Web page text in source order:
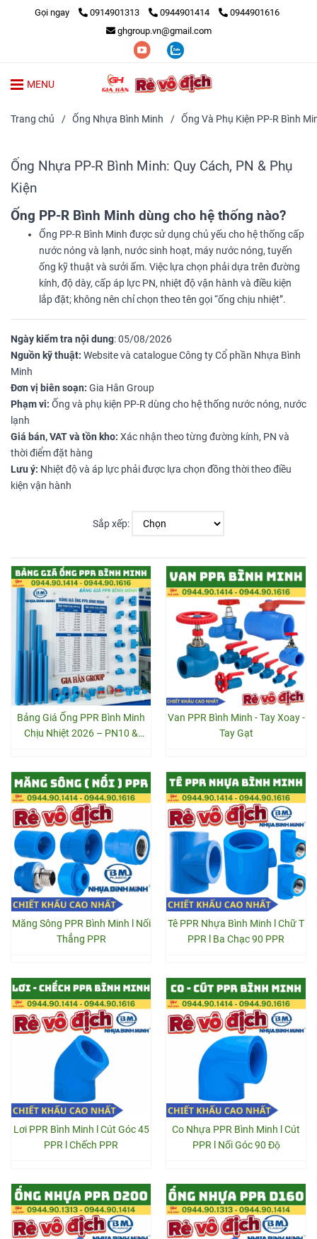
Gọi ngay 0914901313 0944901414
0944901616
ghgroup.vn@gmail.com
MENU
Trang chủ / Ống Nhựa Bình Minh / Ống Và Phụ Kiện PP-R Bình
Ống Nhựa PP-R Bình Minh: Quy Cách, PN & Phụ
Kiện
Ống PP-R Bình Minh dùng cho hệ thống nào?
Ống PP-R Bình Minh được sử dụng chủ yếu cho hệ thống cấp
nước nóng và lạnh, nước sinh hoạt, máy nước nóng, tuyến
ống kỹ thuật và sưởi ấm. Việc lựa chọn phải dựa trên đường
kính, độ dày, cấp áp lực PN, nhiệt độ vận hành và điều kiện
lắp đặt; không nên chỉ chọn theo tên gọi “ống chịu nhiệt”.
Ngày kiểm tra nội dung: 05/08/2026
Nguồn kỹ thuật: Website và catalogue Công ty Cổ phần Nhựa Bình
Minh
Đơn vị biên soạn: Gia Hân Group
Phạm vi: Ống và phụ kiện PP-R dùng cho hệ thống nước nóng, nước
lạnh
Giá bán, VAT và tồn kho: Xác nhận theo từng đường kính, PN và
thời điểm đặt hàng
Lưu ý: Nhiệt độ và áp lực phải được lựa chọn đồng thời theo điều
kiện vận hành
Sắp xếp:
Bảng Giá Ống PPR Bình Minh
Chịu Nhiệt 2026 – PN10 &
Van PPR Bình Minh - Tay Xoay -
Tay Gạt
Măng Sông PPR Bình Minh l Nối
Thẳng PPR
Tê PPR Nhựa Bình Minh l Chữ T
PPR l Ba Chạc 90 PPR
Lơi PPR Bình Minh l Cút Góc 45
PPR l Chếch PPR
Co Nhựa PPR Bình Minh l Cút
PPR l Nối Góc 90 Độ